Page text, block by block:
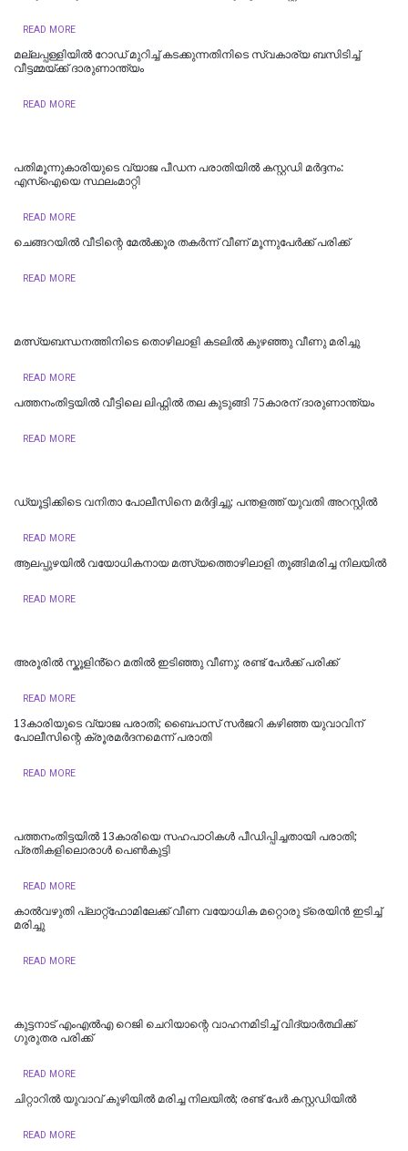
READ MORE
മല്ലപ്പള്ളിയിൽ റോ​ഡ് മു​റി​ച്ച് ക​ട​ക്കു​ന്ന​തി​നി​ടെ സ്വകാര്യ ബസിടിച്ച്
വീട്ടമ്മയ്ക്ക് ദാരുണാന്ത്യം
READ MORE
പതിമൂന്നുകാരിയുടെ വ്യാജ പീഡന പരാതിയില്‍ കസ്റ്റഡി മര്‍ദ്ദനം:
എസ്‌ഐയെ സ്ഥലംമാറ്റി
READ MORE
ചെങ്ങറയിൽ വീടിന്റെ മേൽക്കൂര തകർന്ന് വീണ് മൂന്നുപേർക്ക് പരിക്ക്
READ MORE
മത്സ്യബന്ധനത്തിനിടെ തൊഴിലാളി കടലിൽ കുഴഞ്ഞു വീണു മരിച്ചു
READ MORE
പത്തനംതിട്ടയില്‍ വീട്ടിലെ ലിഫ്റ്റില്‍ തല കുടുങ്ങി 75കാരന് ദാരുണാന്ത്യം
READ MORE
ഡ്യൂട്ടിക്കിടെ വനിതാ പോലീസിനെ മർദ്ദിച്ചു; പന്തളത്ത് യുവതി അറസ്റ്റിൽ
READ MORE
ആലപ്പുഴയിൽ വയോധികനായ മത്സ്യത്തൊഴിലാളി തൂങ്ങിമരിച്ച നിലയിൽ
READ MORE
അരൂരിൽ സ്കൂളിൻ്റെ മതിൽ ഇടിഞ്ഞു വീണു; രണ്ട് പേർക്ക് പരിക്ക്
READ MORE
13കാരിയുടെ വ്യാജ പരാതി; ബൈപാസ് സർജറി കഴിഞ്ഞ യുവാവിന്
പോലീസിന്റെ ക്രൂരമർദനമെന്ന് പരാതി
READ MORE
പത്തനംതിട്ടയില്‍ 13കാരിയെ സഹപാഠികള്‍ പീഡിപ്പിച്ചതായി പരാതി;
പ്രതികളിലൊരാള്‍ പെണ്‍കുട്ടി
READ MORE
കാൽവഴുതി പ്ലാറ്റ്ഫോമിലേക്ക് വീണ വയോധിക മറ്റൊരു ട്രെയിൻ ഇടിച്ച്
മരിച്ചു
READ MORE
കുട്ടനാട് എംഎൽഎ റെജി ചെറിയാന്റെ വാഹനമിടിച്ച് വിദ്യാർത്ഥിക്ക് ​
ഗുരുതര പരിക്ക്
READ MORE
ചിറ്റാറിൽ യുവാവ് കുഴിയിൽ മരിച്ച നിലയിൽ; രണ്ട് പേർ കസ്റ്റഡിയിൽ
READ MORE